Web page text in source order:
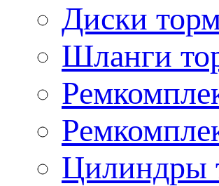
Диски
Шланги
Цилиндры